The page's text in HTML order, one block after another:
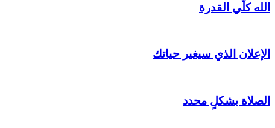
الله كلّي القدرة
الإعلان الذي سيغير حياتك
الصلاة بشكلٍ محدد